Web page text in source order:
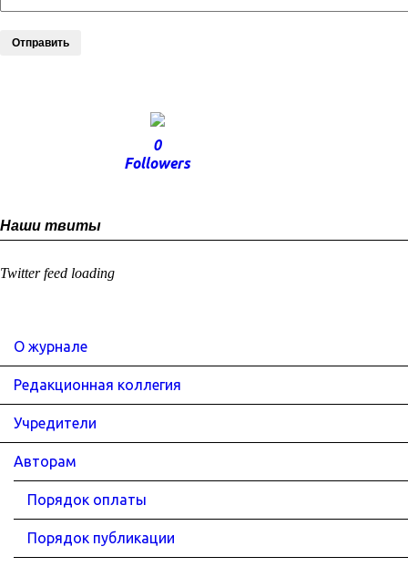
Отправить
0
Followers
Наши твиты
Twitter feed loading
О журнале
Редакционная коллегия
Учредители
Авторам
Порядок оплаты
Порядок публикации